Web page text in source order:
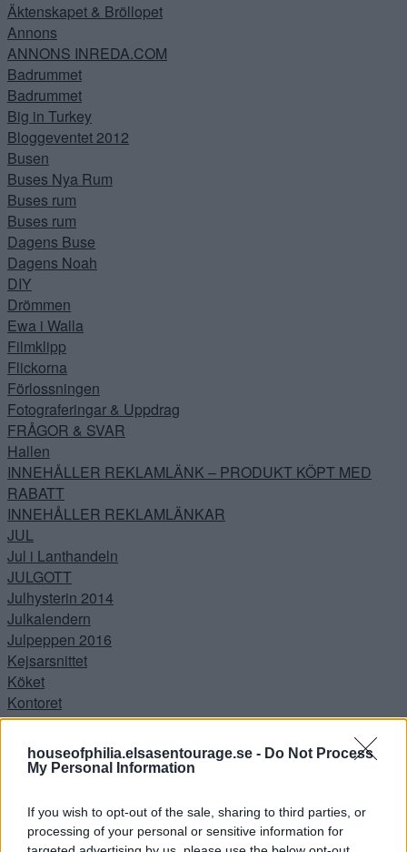
houseofphilia.elsasentourage.se - Do Not Process
My Personal Information
If you wish to opt-out of the sale, sharing to third parties, or
processing of your personal or sensitive information for
Äktenskapet & Bröllopet
Annons
ANNONS INREDA.COM
Badrummet
Badrummet
Big in Turkey
Bloggeventet 2012
Busen
Buses Nya Rum
Buses rum
Buses rum
Dagens Buse
Dagens Noah
DIY
Drömmen
Ewa i Walla
Filmklipp
Flickorna
Förlossningen
Fotograferingar & Uppdrag
FRÅGOR & SVAR
Hallen
INNEHÅLLER REKLAMLÄNK – PRODUKT KÖPT MED
RABATT
INNEHÅLLER REKLAMLÄNKAR
JUL
Jul i Lanthandeln
JULGOTT
Julhysterin 2014
Julkalendern
Julpeppen 2016
Kejsarsnittet
Köket
Kontoret
Lanthandeln
Lilla hallen
Livet
Lutande Huset
Mode – Skönhet